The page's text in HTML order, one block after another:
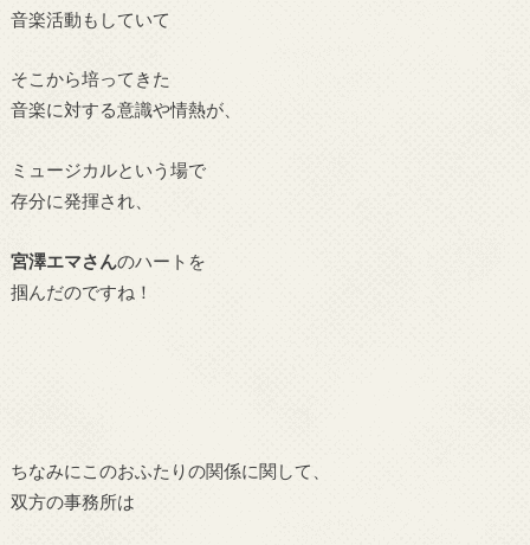
音楽活動もしていて
そこから培ってきた
音楽に対する意識や情熱が、
ミュージカルという場で
存分に発揮され、
宮澤エマさんのハートを
掴んだのですね！
ちなみにこのおふたりの関係に関して、
双方の事務所は